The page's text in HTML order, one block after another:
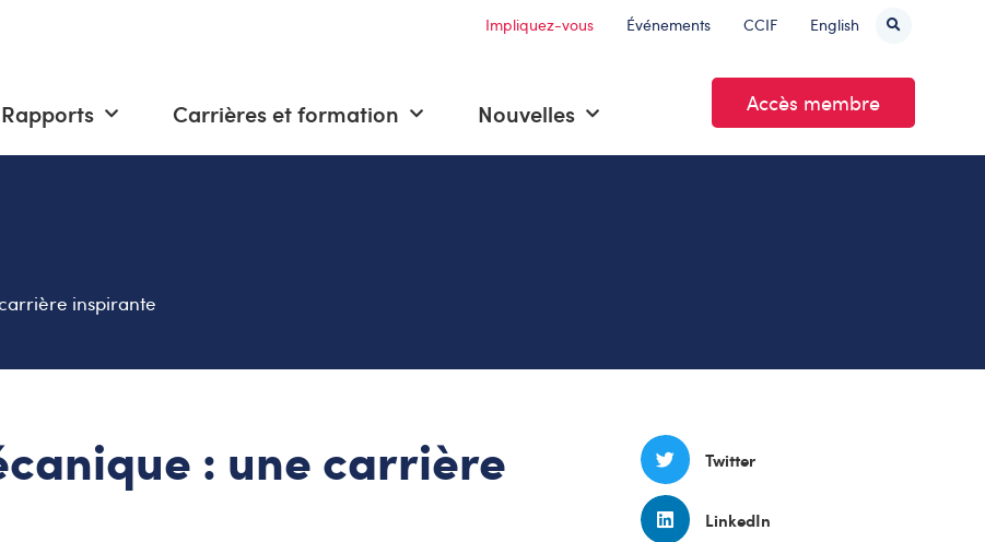
Impliquez-vous Événements CCIF English
Rapports Carrières et formation Nouvelles Accès membre
inspirante
: une carrière Twitter
LinkedIn